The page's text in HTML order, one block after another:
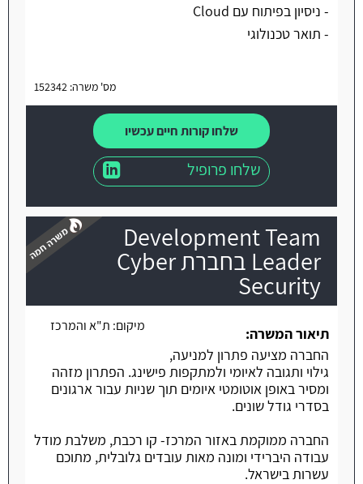
- ניסיון בפיתוח עם Cloud
- תואר טכנולוגי
מס' משרה: 152342
שלחו קורות חיים עכשיו
שלחו פרופיל
Development Team
Leader בחברת Cyber
Security
משרה חמה
מיקום: ת"א והמרכז
תיאור המשרה:
החברה מציעה פתרון למניעה,
גילוי ותגובה לאיומי ולמתקפות פישינג. הפתרון מזהה
ומסיר באופן אוטומטי איומים תוך שניות עבור ארגונים
בסדרי גודל שונים.
החברה ממוקמת באזור המרכז- קו רכבת, משלבת מודל
עבודה היברידי ומונה מאות עובדים גלובלית, מתוכם
עשרות בישראל.